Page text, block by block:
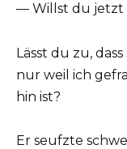
— Willst du jetzt
Lässt du zu,
nur weil ich
hin ist?
Er seufzte